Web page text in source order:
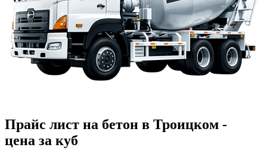
Прайс лист на бетон в Троицком -
цена за куб